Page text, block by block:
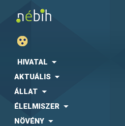
HIVATAL
AKTUÁLIS
ÁLLAT
ÉLELMISZER
NÖVÉNY